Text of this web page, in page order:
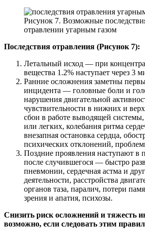
Рисунок 7. Возможные
отравлении угарным газом
Последствия отравления (Рисунок 7):
Летальный исход — при
вещества 1.2% наступает через 3
Ранние осложнения заметны
инцидента — головные боли и
нарушения двигательной
чувствительности в нижних и
сбои в работе выводящей системы,
или легких, колебания ритма
внезапная остановка сердца,
психических отклонений,
Поздние проявления наступают в
после случившегося — быстро
пневмонии, сердечная астма и
деятельности, расстройства
органов таза, паралич, потери
зрения и апатия, психозы.
Снизить риск осложнений и тяжесть
возможно, если следовать этим